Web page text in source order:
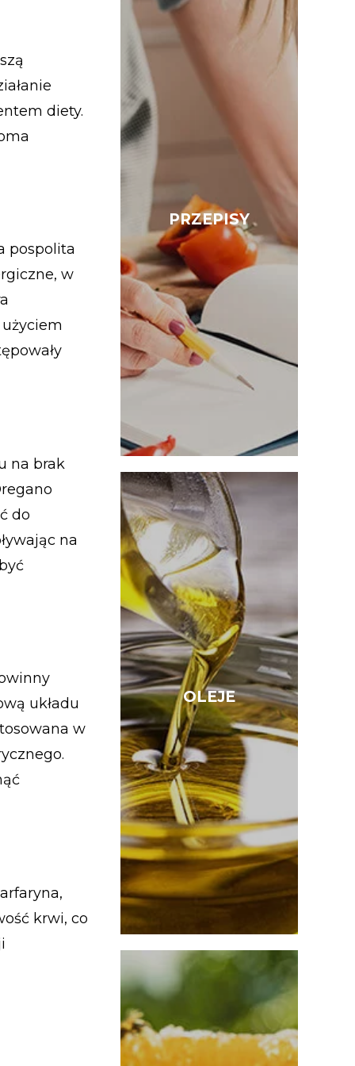
diety.
pospolita
w
na brak
do
na
układu
w
krwi, co
PRZEPISY
PRZEPISY
OLEJE
OLEJE